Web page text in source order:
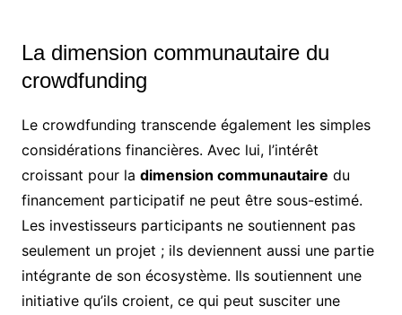
La dimension communautaire du
crowdfunding
Le crowdfunding transcende également les simples
considérations financières. Avec lui, l’intérêt
croissant pour la dimension communautaire du
financement participatif ne peut être sous-estimé.
Les investisseurs participants ne soutiennent pas
seulement un projet ; ils deviennent aussi une partie
intégrante de son écosystème. Ils soutiennent une
initiative qu’ils croient, ce qui peut susciter une